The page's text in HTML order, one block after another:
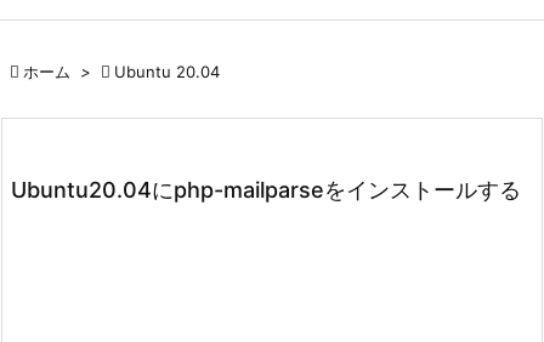

検索
 ホーム >  Ubuntu 20.04
Ubuntu20.04にphp-mailparseをインストールする